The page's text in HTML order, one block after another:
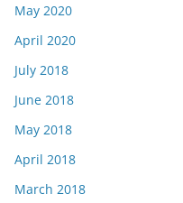
May 2020
April 2020
July 2018
June 2018
May 2018
April 2018
March 2018